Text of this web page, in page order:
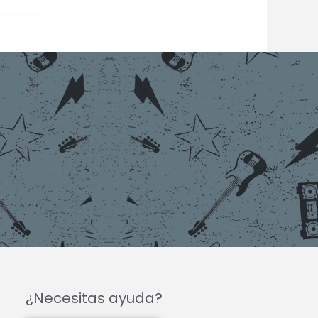
¿Necesitas ayuda?